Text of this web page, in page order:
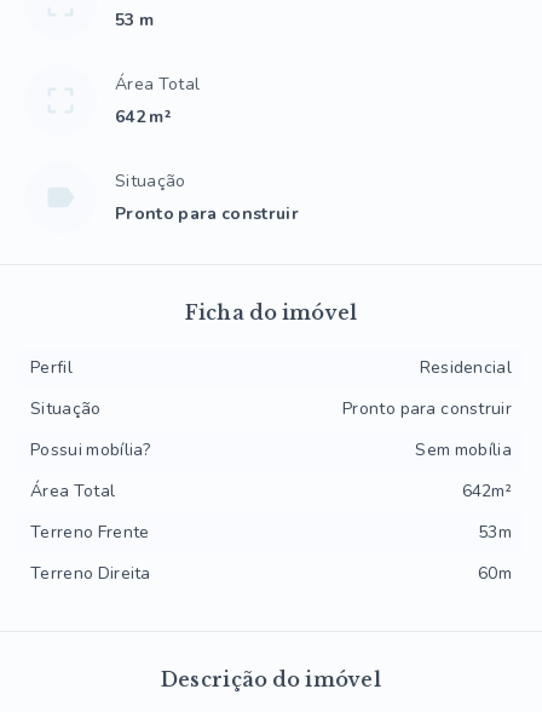
53 m
Área Total
642 m²
Situação
Pronto para construir
Descrição do imóvel
Ficha do imóvel
Perfil
Residencial
Situação
Pronto para construir
Possui mobília?
Sem mobília
Área Total
642m²
Terreno Frente
53m
Terreno Direita
60m